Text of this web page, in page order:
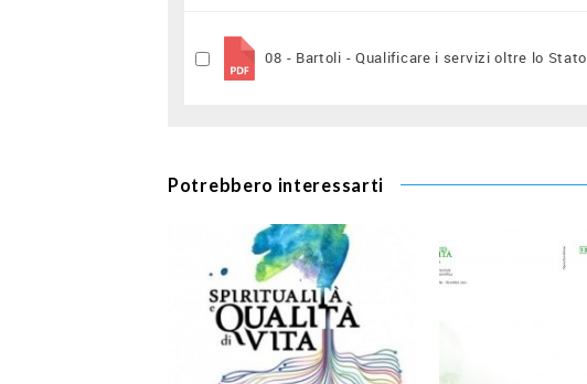
08 - Bartoli - Qualificare i servizi oltre lo Stato
Potrebbero interessarti